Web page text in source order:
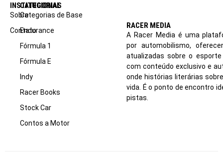
INSTITUCIONAL
Sobre
Contato
CATEGORIAS
Categorias de Base
Endurance
Fórmula 1
Fórmula E
Indy
Racer Books
Stock Car
Contos a Motor
RACER MEDIA
A Racer Media é uma
por automobilismo,
atualizadas sobre o
com conteúdo exclusivo e
onde histórias literárias
vida. É o ponto de encontro
pistas.